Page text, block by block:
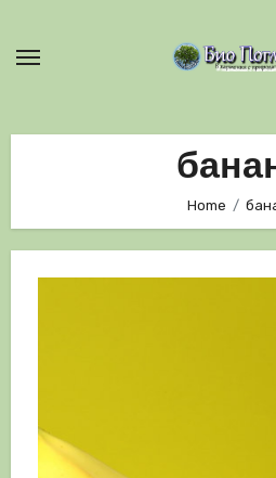
Home